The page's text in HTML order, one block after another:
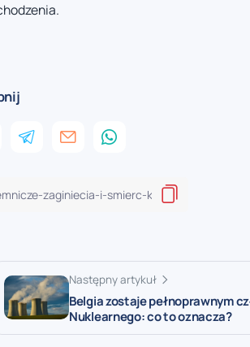
Następny artykuł
Belgia zostaje pełnoprawnym
Nuklearnego: co to oznacza?